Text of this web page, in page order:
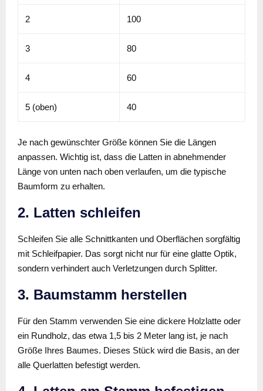
2 100
3 80
4 60
5 (oben) 40
Je nach gewünschter Größe können Sie die Längen
anpassen. Wichtig ist, dass die Latten in abnehmender
Länge von unten nach oben verlaufen, um die typische
Baumform zu erhalten.
2. Latten schleifen
Schleifen Sie alle Schnittkanten und Oberflächen sorgfältig
mit Schleifpapier. Das sorgt nicht nur für eine glatte Optik,
sondern verhindert auch Verletzungen durch Splitter.
3. Baumstamm herstellen
Für den Stamm verwenden Sie eine dickere Holzlatte oder
ein Rundholz, das etwa 1,5 bis 2 Meter lang ist, je nach
Größe Ihres Baumes. Dieses Stück wird die Basis, an der
alle Querlatten befestigt werden.